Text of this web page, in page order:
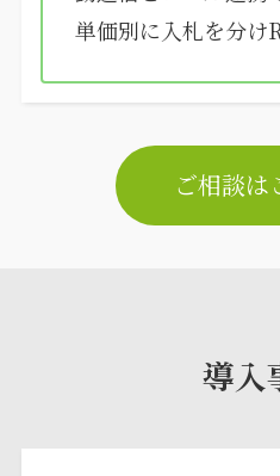
単価別に入札を分け
ご相談は
導入